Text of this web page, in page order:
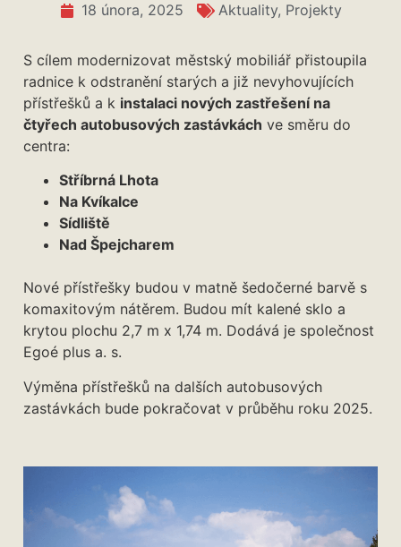
18 února, 2025 Aktuality, Projekty
S cílem modernizovat městský mobiliář přistoupila
radnice k odstranění starých a již nevyhovujících
přístřešků a k instalaci nových zastřešení na
čtyřech autobusových zastávkách ve směru do
centra:
Stříbrná Lhota
Na Kvíkalce
Sídliště
Nad Špejcharem
Nové přístřešky budou v matně šedočerné barvě s
komaxitovým nátěrem. Budou mít kalené sklo a
krytou plochu 2,7 m x 1,74 m. Dodává je společnost
Egoé plus a. s.
Výměna přístřešků na dalších autobusových
zastávkách bude pokračovat v průběhu roku 2025.